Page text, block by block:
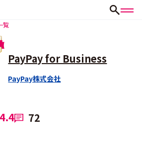
覧
PayPay for Business
PayPay株式会社
4.4 72